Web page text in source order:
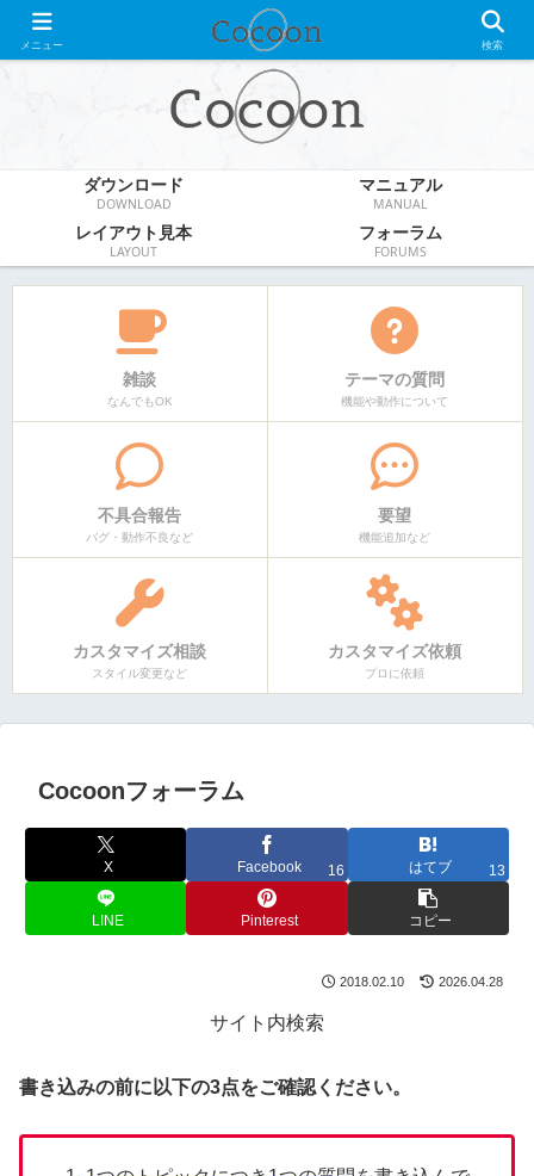
WordPress無料テーマ
ダウンロード
DOWNLOAD
マニュアル
MANUAL
レイアウト見本
LAYOUT
フォーラム
FORUMS
雑談
なんでもOK
テーマの質問
機能や動作について
不具合報告
バグ・動作不良など
要望
機能追加など
カスタマイズ相談
スタイル変更など
カスタマイズ依頼
プロに依頼
Cocoonフォーラム
X Facebook 16 はてブ 13
LINE Pinterest コピー
2018.02.10 2026.04.28
サイト内検索
書き込みの前に以下の3点をご確認ください。
メニュー 検索